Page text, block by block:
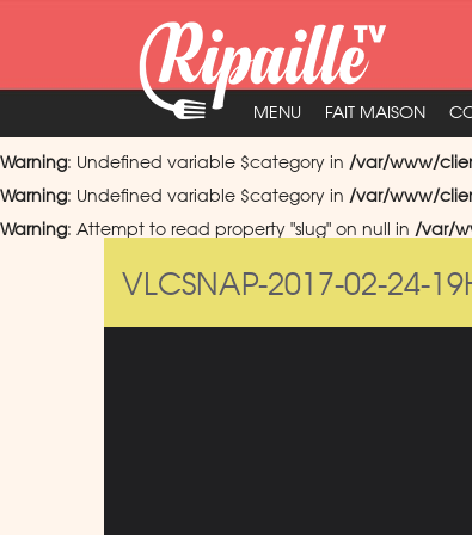
MENU FAIT MAISON
Warning: Undefined variable $category in /var/www/
Warning: Undefined variable $category in /var/www/
Warning: Attempt to read property "slug" on null in /var/
VLCSNAP-2017-02-24-